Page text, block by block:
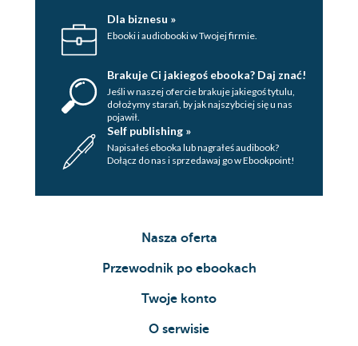
Dla biznesu »
Ebooki i audiobooki w Twojej firmie.
Brakuje Ci jakiegoś ebooka? Daj znać!
Jeśli w naszej ofercie brakuje jakiegoś tytulu,
dołożymy starań, by jak najszybciej się u nas
pojawił.
Self publishing »
Napisałeś ebooka lub nagrałeś audibook?
Dołącz do nas i sprzedawaj go w Ebookpoint!
Nasza oferta
Przewodnik po ebookach
Twoje konto
O serwisie